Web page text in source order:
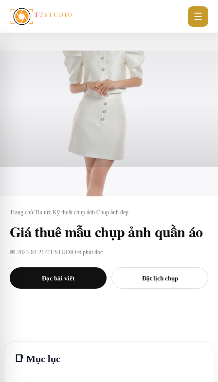
☰
Trang chủ/Tin tức/Kỹ thuật chụp ảnh/Chụp ảnh đẹp
Giá thuê mẫu chụp ảnh quần áo
📅 2023-02-21•TT STUDIO•6 phút đọc
Đọc bài viết Đặt lịch chụp
📑 Mục lục